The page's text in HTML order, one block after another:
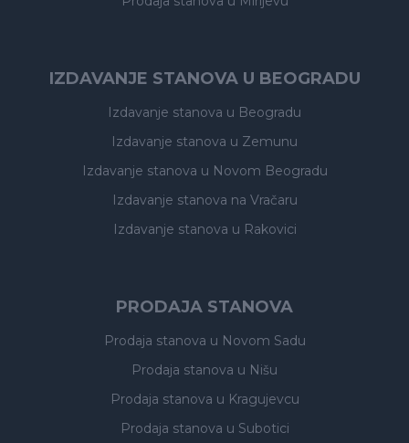
IZDAVANJE STANOVA U BEOGRADU
Izdavanje stanova u Beogradu
Izdavanje stanova u Zemunu
Izdavanje stanova u Novom Beogradu
Izdavanje stanova na Vračaru
Izdavanje stanova u Rakovici
PRODAJA STANOVA
Prodaja stanova u Novom Sadu
Prodaja stanova u Nišu
Prodaja stanova u Kragujevcu
Prodaja stanova u Subotici